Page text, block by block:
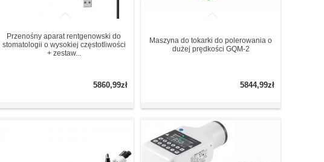
Przenośny aparat rentgenowski do
stomatologii o wysokiej częstotliwości
+ zestaw...
5860,99zł
Maszyna do tokarki do polerowania o
dużej prędkości GQM-2
5844,99zł